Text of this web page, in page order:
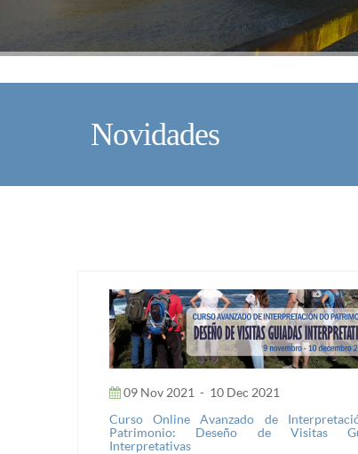
Novidades
09 Nov 2021 - 10 Dec 2021
Curso Online Avanzado de
Patrimonio: Deseño de Visitas
Interpretativas